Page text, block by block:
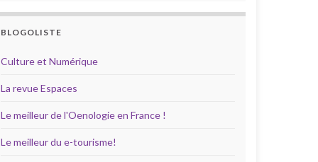
BLOGOLISTE
Culture et Numérique
La revue Espaces
Le meilleur de l'Oenologie en France !
Le meilleur du e-tourisme!